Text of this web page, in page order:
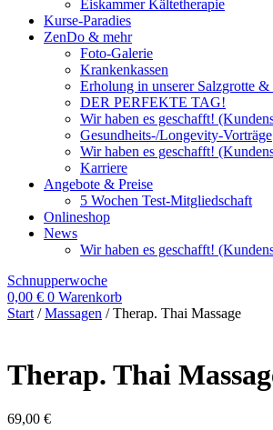
Eiskammer Kältetherapie
Kurse-Paradies
ZenDo & mehr
Foto-Galerie
Krankenkassen
Erholung in unserer Salzgrotte
DER PERFEKTE TAG!
Wir haben es geschafft!
Gesundheits-/Longevity-Vorträge
Wir haben es geschafft!
Karriere
Angebote & Preise
5 Wochen Test-Mitgliedschaft
Onlineshop
News
Wir haben es geschafft!
Schnupperwoche
0,00 € 0 Warenkorb
Start /Massagen / Therap. Thai Massage
Therap. Thai
69,00 €